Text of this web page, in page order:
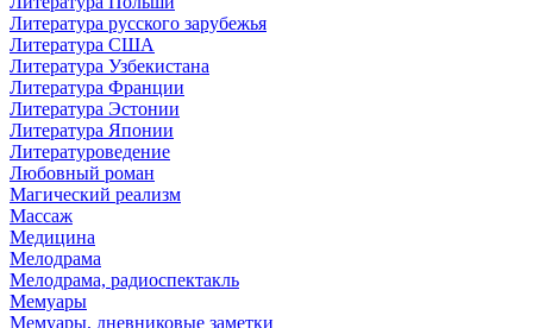
Литература русского зарубежья
Литература США
Литература Узбекистана
Литература Франции
Литература Эстонии
Литература Японии
Литературоведение
Любовный роман
Магический реализм
Массаж
Медицина
Мелодрама
Мелодрама, радиоспектакль
Мемуары
Мемуары, дневниковые заметки